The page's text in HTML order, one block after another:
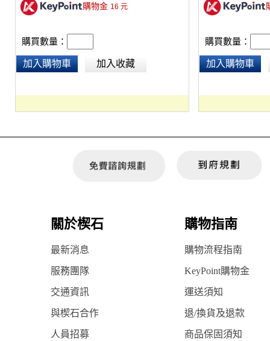
購物金 16 元
購買數量：
加入購物車 加入收藏
購買數量：
加入購物車
關於楔石 購物指南
最新消息 購物流程指南
服務團隊 KeyPoint購物金
交通資訊 運送須知
與楔石合作 退/換貨及退款
人員招募 商品保固須知